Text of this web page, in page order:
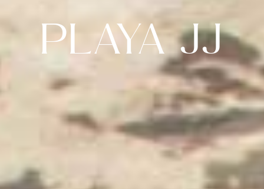
PLAYA JJ